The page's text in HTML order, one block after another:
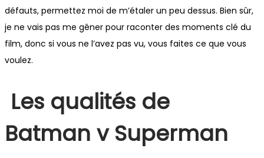
défauts, permettez moi de m’étaler un peu dessus. Bien sûr,
je ne vais pas me gêner pour raconter des moments clé du
film, donc si vous ne l’avez pas vu, vous faites ce que vous
voulez.
Les qualités de
Batman v Superman